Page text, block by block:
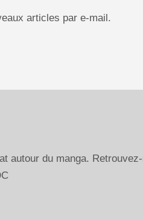
articles par e-mail.
autour du manga.